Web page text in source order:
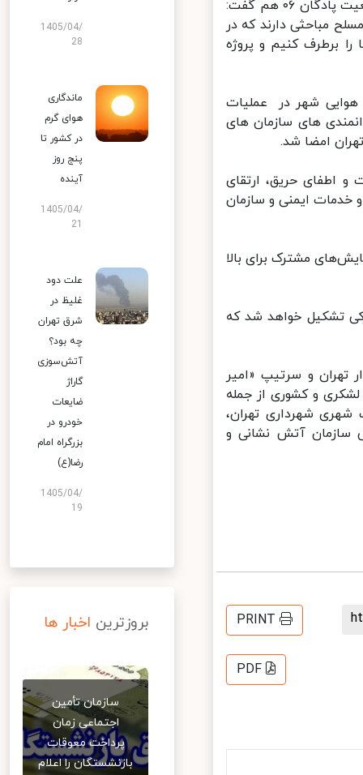
وی با بیان اینکه بنای ما توسعه همکاری ها با وزارت دفاع است، درباره وضعیت پادگان ۰۶ هم گفت:
مباحثی دارند که در
برطرف کنیم و پروژه
شهر در عملیات
های سازمان های
امضا شد.
حریق، ارتقای
ایمنی و سازمان
مشترک برای بالا
تشکیل خواهد شد که
و سرتیپ «امیر
و کشوری از جمله
شهرداری تهران،
سازمان آتش نشانی و
PRINT
PDF
1405/04/
28
ماندگاری
هوای گرم
در کشور تا
پنج روز
آینده
1405/04/
علت دود
غلیظ در
شرق تهران
چه بود؟
آتش‌سوزی
گاراژ
ضایعات
خودرو در
بزرگراه امام
رضا(ع)
1405/04/
19
بروزترین اخبار ها
سازمان تأمین
اجتماعی زمان
پرداخت معوقات
بازنشستگان را اعلام